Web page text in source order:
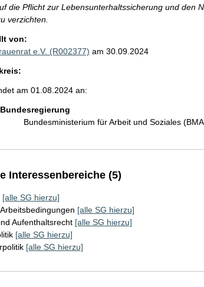
die Pflicht zur Lebensunterhaltssicherung und den
verzichten.
von:
e.V. (R002377) am 30.09.2024
am 01.08.2024 an:
Bundesregierung
Bundesministerium für Arbeit und Soziales
Interessenbereiche (5)
[alle SG hierzu]
[alle SG hierzu]
Aufenthaltsrecht [alle SG hierzu]
[alle SG hierzu]
[alle SG hierzu]